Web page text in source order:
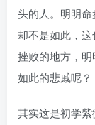
头的人。明明
却不是如此，
挫败的地方，
如此的悲戚呢？
其实这是初学